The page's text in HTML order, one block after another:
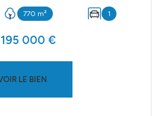
770 m² 1
195 000 €
LE BIEN